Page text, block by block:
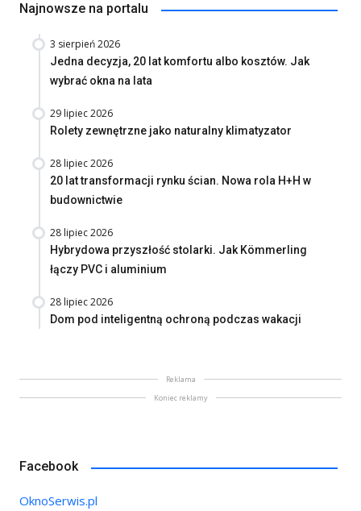
Najnowsze na portalu
3 sierpień 2026
Jedna decyzja, 20 lat komfortu albo kosztów. Jak
wybrać okna na lata
29 lipiec 2026
Rolety zewnętrzne jako naturalny klimatyzator
28 lipiec 2026
20 lat transformacji rynku ścian. Nowa rola H+H w
budownictwie
28 lipiec 2026
Hybrydowa przyszłość stolarki. Jak Kömmerling
łączy PVC i aluminium
28 lipiec 2026
Dom pod inteligentną ochroną podczas wakacji
Reklama
Koniec reklamy
Facebook
OknoSerwis.pl